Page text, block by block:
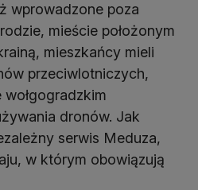
wprowadzone poza
mieście położonym
mieszkańcy mieli
przeciwlotniczych,
dronów. Jak
serwis Meduza,
w którym obowiązują